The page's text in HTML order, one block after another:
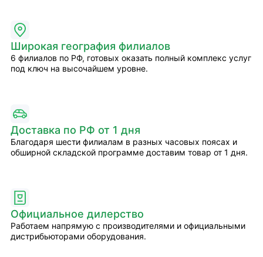
Широкая география филиалов
6 филиалов по РФ, готовых оказать полный комплекс услуг
под ключ на высочайшем уровне.
Доставка по РФ от 1 дня
Благодаря шести филиалам в разных часовых поясах и
обширной складской программе доставим товар от 1 дня.
Официальное дилерство
Работаем напрямую с производителями и официальными
дистрибьюторами оборудования.